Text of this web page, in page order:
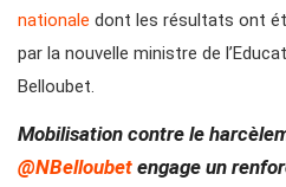
nationale dont les résultats ont
par la nouvelle ministre de
Belloubet.
Mobilisation contre le
@NBelloubet engage un